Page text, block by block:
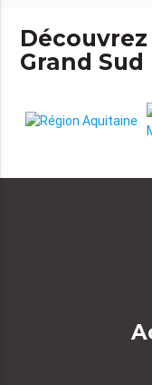
Grand Sud